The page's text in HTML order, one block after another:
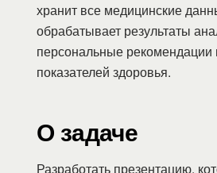
хранит все медицинские
обрабатывает результаты
персональные
показателей здоровья.
О задаче
Разработать презентацию,